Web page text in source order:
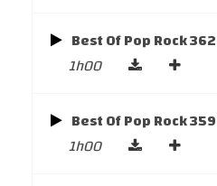
Best Of Pop Rock 362
1h00
Best Of Pop Rock 359
1h00